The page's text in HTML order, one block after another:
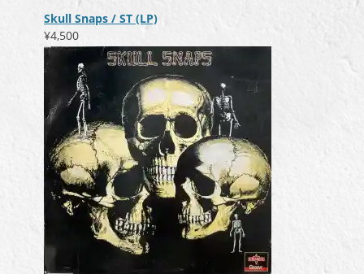
ー
ー
ヤ
ー
Skull Snaps / ST (LP)
¥4,500